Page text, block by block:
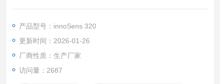
水处理等的电导率/电阻率/TDS测量，特别适合火力发电厂和水
然氧化形成化学钝化，其抗渗透的导电表面可耐氟化酸以外的所
有液体。
产品型号：innoSens 320
更新时间：2026-01-26
厂商性质：生产厂家
访问量：2687